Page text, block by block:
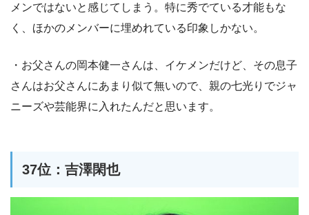
メンではないと感じてしまう。特に秀でている才能もな
く、ほかのメンバーに埋めれている印象しかない。
・お父さんの岡本健一さんは、イケメンだけど、その息子
さんはお父さんにあまり似て無いので、親の七光りでジャ
ニーズや芸能界に入れたんだと思います。
37位：吉澤閑也